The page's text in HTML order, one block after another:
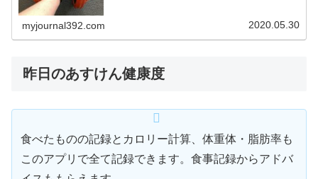
myjournal392.com 2020.05.30
昨日のあすけん健康度
食べたものの記録とカロリー計算、体重体・脂肪率も
このアプリで全て記録できます。食事記録からアドバ